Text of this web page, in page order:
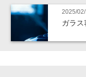
2025/
ガラ